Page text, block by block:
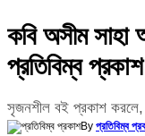
কবি অসীম সাহা
প্রতিবিম্ব
সৃজনশীল বই প্রকাশ করলে,
By প্রতিবিম্ব